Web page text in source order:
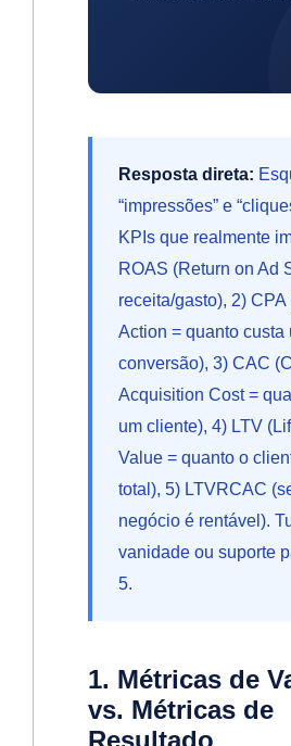
Resposta direta:
“impressões” e
KPIs que realmente
ROAS (Return on Ad
receita/gasto), 2) CPA
Action = quanto custa
conversão), 3) CAC
Acquisition Cost =
um cliente), 4) LTV
Value = quanto o
total), 5) LTVRCAC
negócio é rentável).
vanidade ou suporte
5.
1. Métricas de
vs. Métricas de
Resultado